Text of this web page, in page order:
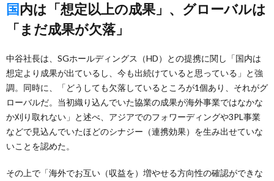
国内は「想定以上の成果」、グローバルは
「まだ成果が欠落」
中谷社長は、SGホールディングス（HD）との提携に関し「国内は
想定より成果が出ているし、今も出続けていると思っている」と強
調。同時に、「どうしても欠落しているところが1個あり、それがグ
ローバルだ。当初織り込んでいた協業の成果が海外事業ではなかな
か刈り取れない」と述べ、アジアでのフォワーディングや3PL事業
などで見込んでいたほどのシナジー（連携効果）を生み出せていな
いことを認めた。
その上で「海外でお互い（収益を）増やせる方向性の確認ができな